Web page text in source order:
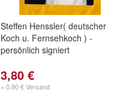
Steffen Henssler( deutscher
Koch u. Fernsehkoch ) -
persönlich signiert
3,80 €
+ 0,90 € Versand